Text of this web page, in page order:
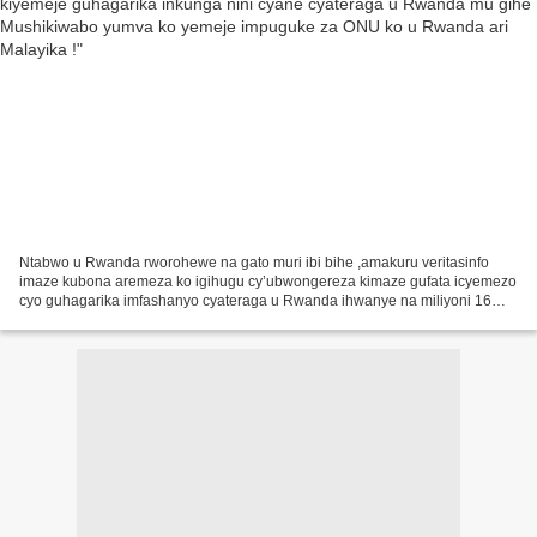
Ntabwo u Rwanda rworohewe na gato muri ibi bihe ,amakuru veritasinfo
imaze kubona aremeza ko igihugu cy’ubwongereza kimaze gufata icyemezo
cyo guhagarika imfashanyo cyateraga u Rwanda ihwanye na miliyoni 16